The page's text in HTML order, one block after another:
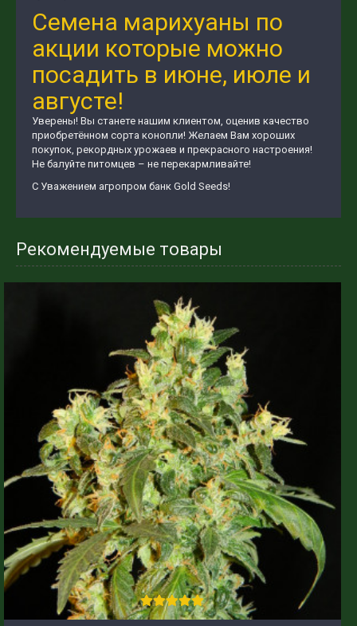
Семена марихуаны по
акции которые можно
посадить в июне, июле и
августе!
Уверены! Вы станете нашим клиентом, оценив качество
приобретённом сорта конопли! Желаем Вам хороших
покупок, рекордных урожаев и прекрасного настроения!
Не балуйте питомцев – не перекармливайте!
С Уважением агропром банк Gold Seeds!
Рекомендуемые товары